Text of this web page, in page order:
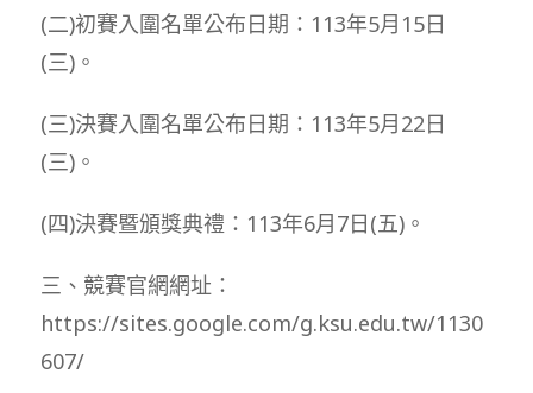
(二)初賽入圍名單公布日期：113年5月15日
(三)。
(三)決賽入圍名單公布日期：113年5月22日
(三)。
(四)決賽暨頒獎典禮：113年6月7日(五)。
三、競賽官網網址：
https://sites.google.com/g.ksu.edu.tw/1130
607/